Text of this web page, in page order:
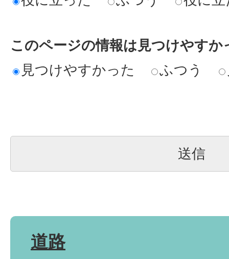
このページの情報は見つけやすか
見つけやすかった
ふつう
道路